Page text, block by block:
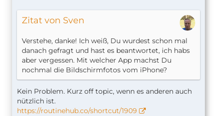
Zitat von Sven
Verstehe, danke! Ich weiß, Du wurdest schon mal
danach gefragt und hast es beantwortet, ich habs
aber vergessen. Mit welcher App machst Du
nochmal die Bildschirmfotos vom iPhone?
Kein Problem. Kurz off topic, wenn es anderen auch
nützlich ist.
https://routinehub.co/shortcut/1909